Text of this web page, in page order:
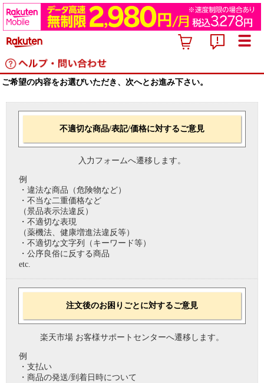
ご希望の内容をお選びいただき、次へとお進み下さい。
不適切な商品/表記/価格に対するご意見
入力フォームへ遷移します。
例
・違法な商品（危険物など）
・不当な二重価格など
（景品表示法違反）
・不適切な表現
（薬機法、健康増進法違反等）
・不適切な文字列（キーワード等）
・公序良俗に反する商品
etc.
注文後のお困りごとに対するご意見
楽天市場 お客様サポートセンターへ遷移します。
例
・支払い
・商品の発送/到着日時について